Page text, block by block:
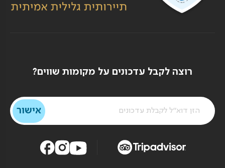
רוצה לקבל עדכונים על מקומות שווים?